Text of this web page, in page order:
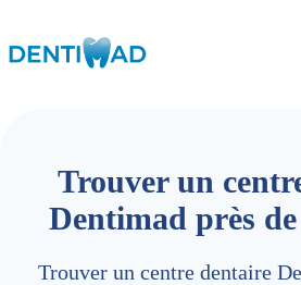
contenu
Trouver un
Dentimad près de
Trouver un centre dentaire